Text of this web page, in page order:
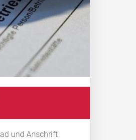
und Anschrift